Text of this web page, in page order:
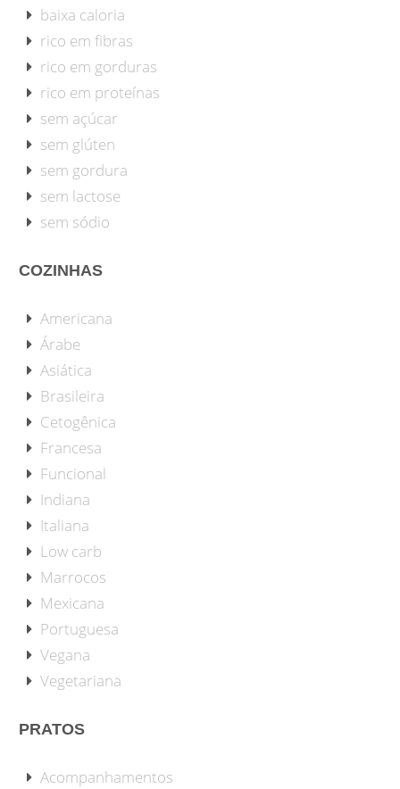
baixa caloria
rico em fibras
rico em gorduras
rico em proteínas
sem açúcar
sem glúten
sem gordura
sem lactose
sem sódio
COZINHAS
Americana
Árabe
Asiática
Brasileira
Cetogênica
Francesa
Funcional
Indiana
Italiana
Low carb
Marrocos
Mexicana
Portuguesa
Vegana
Vegetariana
PRATOS
Acompanhamentos